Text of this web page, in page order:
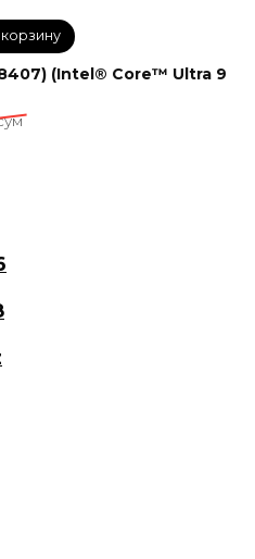
(Intel® Core™ Ultra 9